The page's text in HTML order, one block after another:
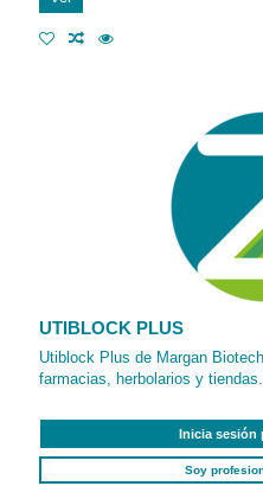
UTIBLOCK PLUS
Utiblock Plus de Margan
farmacias, herbolarios y
Inicia sesión
Soy